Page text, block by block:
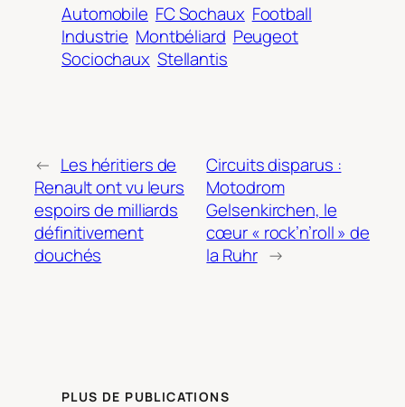
Automobile FC Sochaux Football
Industrie Montbéliard Peugeot
Sociochaux Stellantis
← Les héritiers de
Renault ont vu leurs
espoirs de milliards
définitivement
douchés
Circuits disparus :
Motodrom
Gelsenkirchen, le
cœur « rock’n’roll » de
la Ruhr →
PLUS DE PUBLICATIONS